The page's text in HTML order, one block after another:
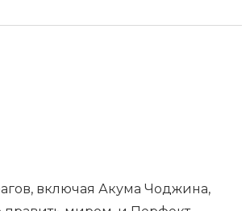
включая Акума Чоджина,